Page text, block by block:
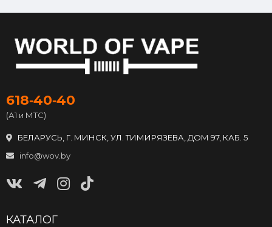
618‑40‑40
(А1 и МТС)
БЕЛАРУСЬ, Г. МИНСК, УЛ. ТИМИРЯЗЕВА, ДОМ 97, КАБ. 5
info@wov.by
КАТАЛОГ